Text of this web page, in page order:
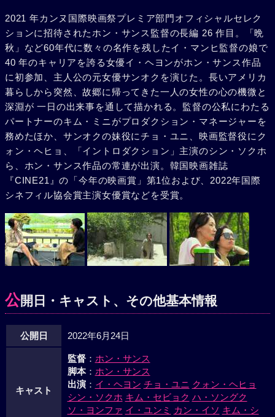
2021 年カンヌ国際映画祭プレミア部門オフィシャルセレク
ションに招待されたホン・サンス監督の長編 26 作目。「晩
秋」など60年代に数々の名作を残したイ・マンヒ監督の娘で
40 年のキャリアを誇る女優イ・ヘヨンがホン・サンス作品
に初参加、主人公の元女優サンオクを演じた。長いアメリカ
暮らしから突然、故郷に帰ってきた一人の女性の心の機微と
深淵が 一日の出来事を通して描かれる。監督の公私にわたる
パートナーのキム・ミニがプロダクション・マネージャーを
務めたほか、サンオクの妹役にチョ・ユニ、映画監督役にク
ォン・ヘヒョ、「イントロダクション」主演のシン・ソクホ
ら、ホン・サンス作品の常連が出演。韓国映画雑誌
『CINE21』の「今年の映画賞」第1位および、2022年国際
シネフィル協会賞主演女優賞などを受賞。
公開日・キャスト、その他基本情報
公開日 2022年6月24日
キャスト
監督： ホン・サンス
脚本： ホン・サンス
出演： イ・ヘヨン チョ・ユニ クォン・ヘヒョ
シン・ソクホ キム・セビョク ハ・ソングク
ソ・ヨンファ イ・ユンミ カン・イソ キム・シ